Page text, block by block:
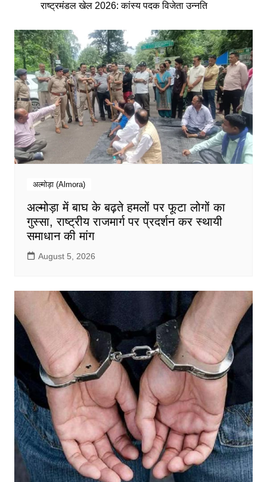
सम्मानित
अल्मोड़ा (Almora)
अल्मोड़ा में बाघ के बढ़ते हमलों पर फूटा लोगों का
गुस्सा, राष्ट्रीय राजमार्ग पर प्रदर्शन कर स्थायी
समाधान की मांग
August 5, 2026